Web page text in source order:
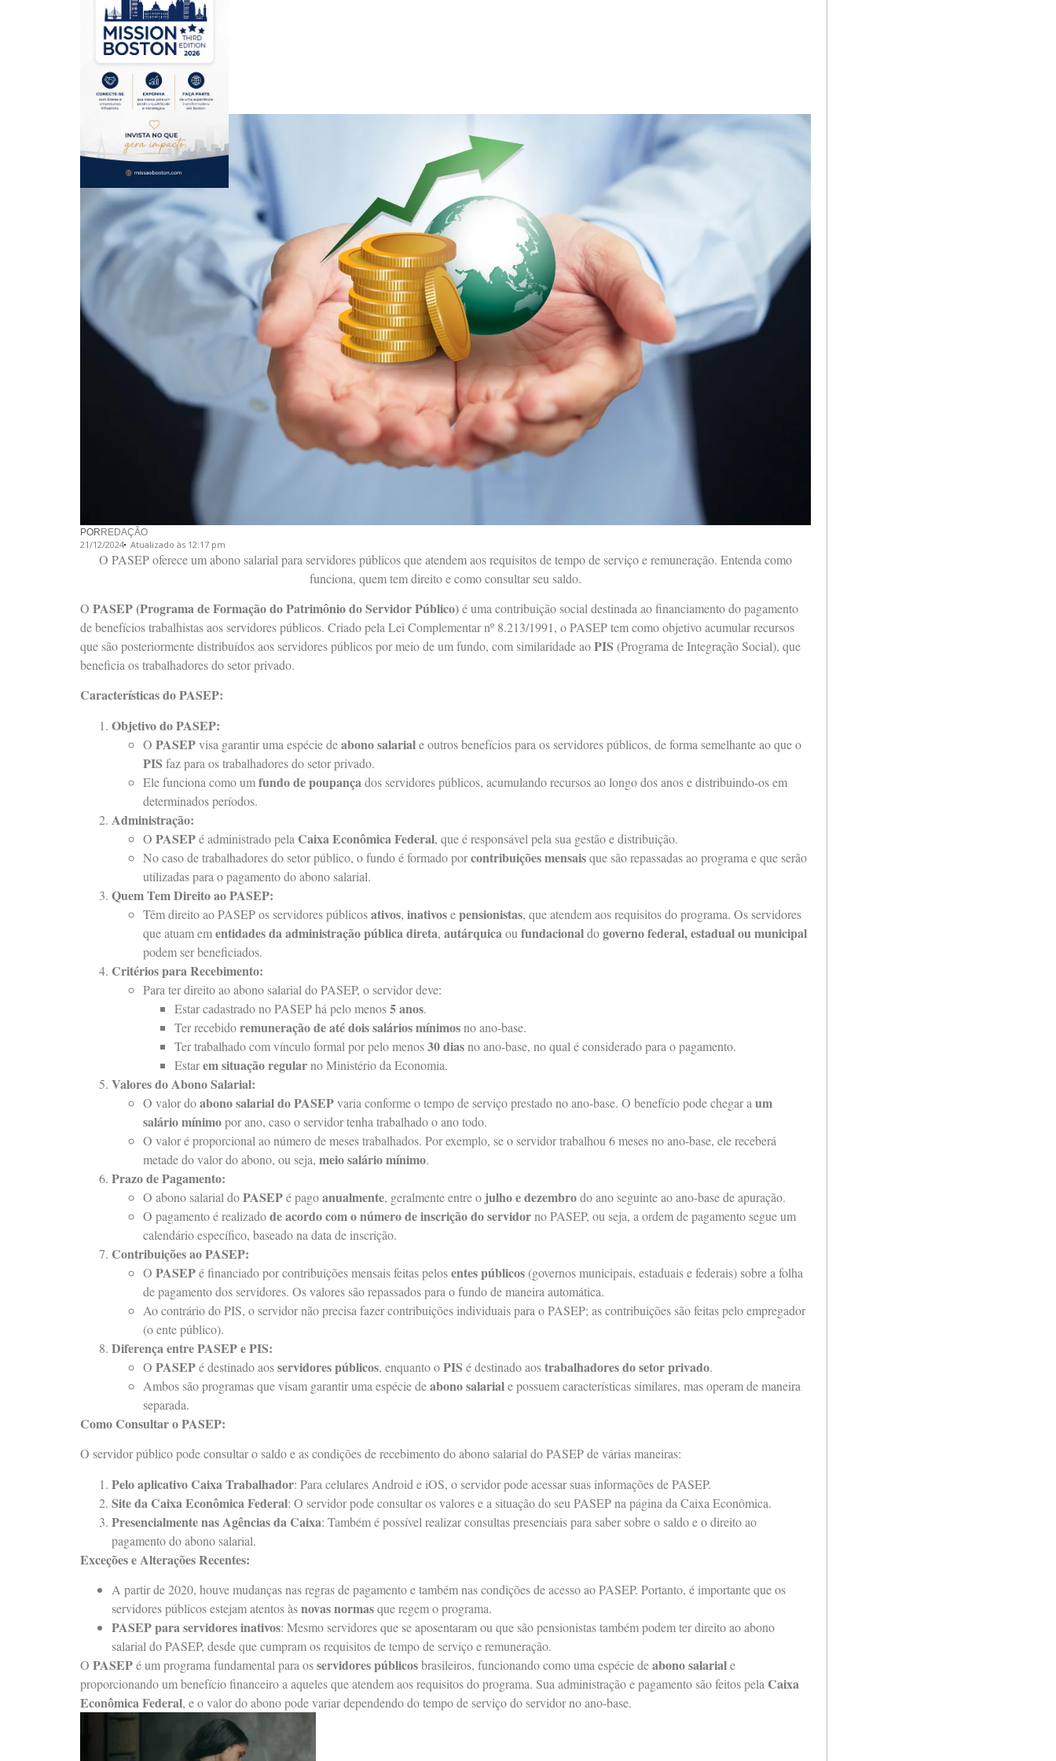
PORREDAÇÃO
21/12/2024 Atualizado às 12:17 pm
O PASEP oferece um abono salarial para servidores públicos que atendem aos requisitos de tempo de serviço e remuneração. Entenda como
funciona, quem tem direito e como consultar seu saldo.
O PASEP (Programa de Formação do Patrimônio do Servidor Público)é uma contribuição social destinada ao financiamento do pagamento
de benefícios trabalhistas aos servidores públicos. Criado pela Lei Complementar nº 8.213/1991, o PASEP tem como objetivo acumular recursos
que são posteriormente distribuídos aos servidores públicos por meio de um fundo, com similaridade aoPIS (Programa de Integração Social), que
beneficia os trabalhadores do setor privado.
Características do PASEP:
Objetivo do PASEP:
O PASEPvisa garantir uma espécie deabono salariale outros benefícios para os servidores públicos, de forma semelhante ao que o
PIS faz para os trabalhadores do setor privado.
Ele funciona como umfundo de poupançados servidores públicos, acumulando recursos ao longo dos anos e distribuindo-os em
determinados períodos.
Administração:
O PASEPé administrado pela Caixa Econômica Federal, que é responsável pela sua gestão e distribuição.
No caso de trabalhadores do setor público, o fundo é formado porcontribuições mensaisque são repassadas ao programa e que serão
utilizadas para o pagamento do abono salarial.
Quem Tem Direito ao PASEP:
Têm direito ao PASEP os servidores públicosativos, inativosepensionistas, que atendem aos requisitos do programa. Os servidores
que atuam ementidades da administração pública direta, autárquicaou fundacionaldogoverno federal, estadual ou municipal
podem ser beneficiados.
Critérios para Recebimento:
Para ter direito ao abono salarial do PASEP, o servidor deve:
Estar cadastrado no PASEP há pelo menos5 anos.
Ter recebidoremuneração de até dois salários mínimosno ano-base.
Ter trabalhado com vínculo formal por pelo menos30 diasno ano-base, no qual é considerado para o pagamento.
Estarem situação regularno Ministério da Economia.
Valores do Abono Salarial:
O valor doabono salarial do PASEPvaria conforme o tempo de serviço prestado no ano-base. O benefício pode chegar a um
salário mínimopor ano, caso o servidor tenha trabalhado o ano todo.
O valor é proporcional ao número de meses trabalhados. Por exemplo, se o servidor trabalhou 6 meses no ano-base, ele receberá
metade do valor do abono, ou seja, meio salário mínimo.
Prazo de Pagamento:
O abono salarial doPASEPé pagoanualmente, geralmente entre o julho e dezembrodo ano seguinte ao ano-base de apuração.
O pagamento é realizadode acordo com o número de inscrição do servidorno PASEP, ou seja, a ordem de pagamento segue um
calendário específico, baseado na data de inscrição.
Contribuições ao PASEP:
O PASEPé financiado por contribuições mensais feitas pelosentes públicos (governos municipais, estaduais e federais) sobre a folha
de pagamento dos servidores. Os valores são repassados para o fundo de maneira automática.
Ao contrário do PIS, o servidor não precisa fazer contribuições individuais para o PASEP; as contribuições são feitas pelo empregador
(o ente público).
Diferença entre PASEP e PIS:
O PASEPé destinado aosservidores públicos, enquanto oPIS é destinado aostrabalhadores do setor privado.
Ambos são programas que visam garantir uma espécie deabono salariale possuem características similares, mas operam de maneira
separada.
Como Consultar o PASEP:
O servidor público pode consultar o saldo e as condições de recebimento do abono salarial do PASEP de várias maneiras:
Pelo aplicativo Caixa Trabalhador: Para celulares Android e iOS, o servidor pode acessar suas informações de PASEP.
Site da Caixa Econômica Federal: O servidor pode consultar os valores e a situação do seu PASEP na página da Caixa Econômica.
Presencialmente nas Agências da Caixa: Também é possível realizar consultas presenciais para saber sobre o saldo e o direito ao
pagamento do abono salarial.
Exceções e Alterações Recentes:
A partir de 2020, houve mudanças nas regras de pagamento e também nas condições de acesso ao PASEP. Portanto, é importante que os
servidores públicos estejam atentos àsnovas normasque regem o programa.
PASEP para servidores inativos: Mesmo servidores que se aposentaram ou que são pensionistas também podem ter direito ao abono
salarial do PASEP, desde que cumpram os requisitos de tempo de serviço e remuneração.
O PASEPé um programa fundamental para osservidores públicosbrasileiros, funcionando como uma espécie deabono salariale
proporcionando um benefício financeiro a aqueles que atendem aos requisitos do programa. Sua administração e pagamento são feitos pela Caixa
Econômica Federal, e o valor do abono pode variar dependendo do tempo de serviço do servidor no ano-base.